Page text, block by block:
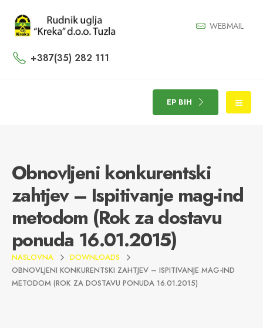
WEBMAIL
+387(35) 282 111
EP BIH
Obnovljeni konkurentski
zahtjev – Ispitivanje mag-ind
metodom (Rok za dostavu
ponuda 16.01.2015)
NASLOVNA
DOWNLOADS
OBNOVLJENI KONKURENTSKI ZAHTJEV – ISPITIVANJE MAG-IND
METODOM (ROK ZA DOSTAVU PONUDA 16.01.2015)